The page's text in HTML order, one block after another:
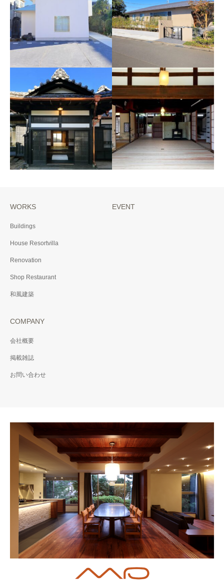
長寿禅寺庫裡
2023年 東京都江東区
H邸
2021年 神奈川県厚木市
WORKS
Buildings
House Resortvilla
Renovation
Shop Restaurant
和風建築
EVENT
COMPANY
会社概要
掲載雑誌
お問い合わせ